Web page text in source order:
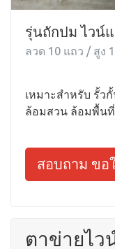
รุ่นถักปม ไวน์
ลวด 10 แถว / สูง
เหมาะสำหรับ รั้ว
ล้อมสวน ล้อมพื้น
สอบถาม ขอ
ตาข่ายไว